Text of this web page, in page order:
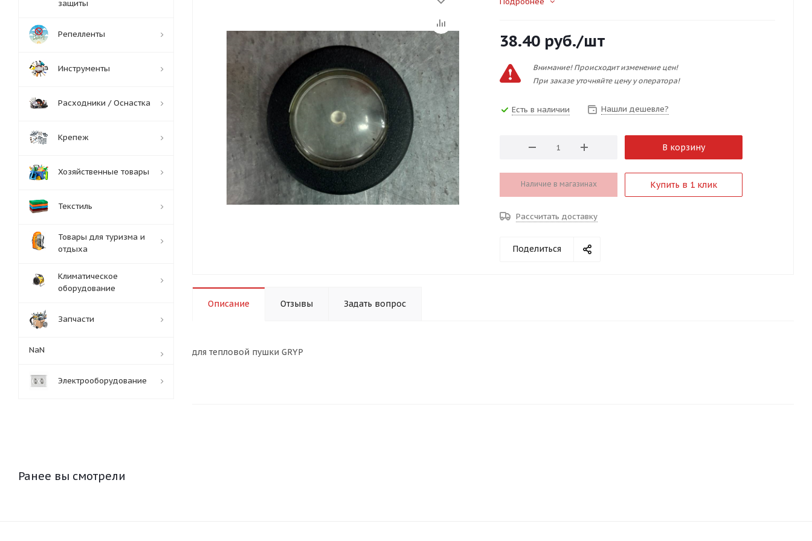
38.40 руб./шт
Внимание! Происходит изменение цен!
При заказе уточняйте цену у оператора!
Есть в наличии Нашли дешевле?
В корзину
Наличие в магазинах Купить в 1 клик
Рассчитать доставку
Поделиться
Описание Отзывы Задать вопрос
для тепловой пушки GRYP
защиты
Репелленты
Инструменты
Расходники / Оснастка
Крепеж
Хозяйственные товары
Текстиль
Товары для туризма и
отдыха
Климатическое
оборудование
Запчасти
NaN
Электрооборудование
Ранее вы смотрели